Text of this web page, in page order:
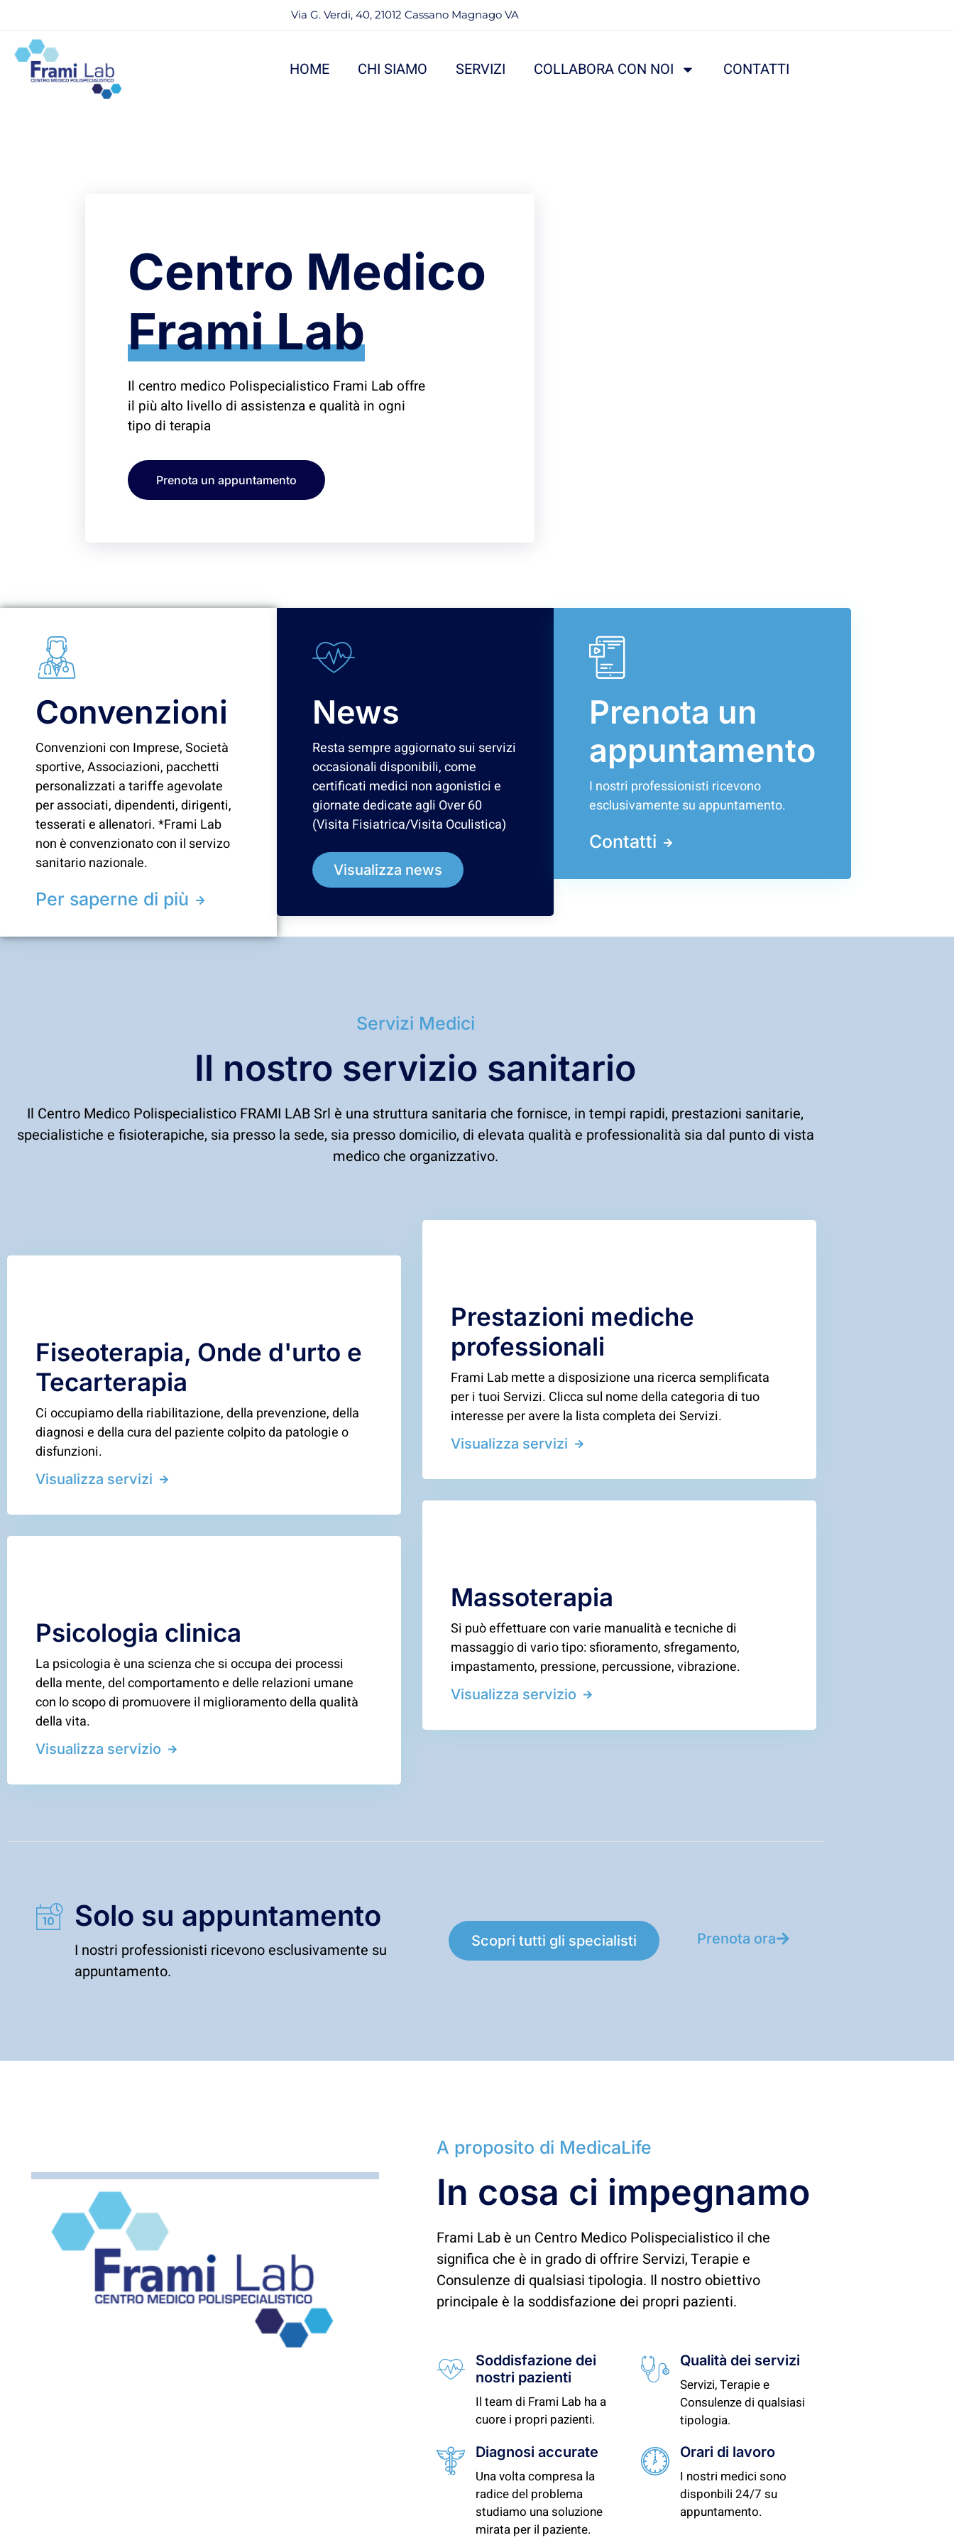
Via G. Verdi, 40, 21012 Cassano Magnago VA
HOME CHI SIAMO SERVIZI COLLABORA CON NOI CONTATTI
Centro Medico
Frami Lab
Il centro medico Polispecialistico Frami Lab offre
il più alto livello di assistenza e qualità in ogni
tipo di terapia
Prenota un appuntamento
Convenzioni
Convenzioni con Imprese, Società
sportive, Associazioni, pacchetti
personalizzati a tariffe agevolate
per associati, dipendenti, dirigenti,
tesserati e allenatori. *Frami Lab
non è convenzionato con il servizo
sanitario nazionale.
Per saperne di più
News
Resta sempre aggiornato sui servizi
occasionali disponibili, come
certificati medici non agonistici e
giornate dedicate agli Over 60
(Visita Fisiatrica/Visita Oculistica)
Visualizza news
Prenota un
appuntamento
I nostri professionisti ricevono
esclusivamente su appuntamento.
Contatti
Servizi Medici
Il nostro servizio sanitario
Il Centro Medico Polispecialistico FRAMI LAB Srl è una struttura sanitaria che fornisce, in tempi rapidi, prestazioni sanitarie,
specialistiche e fisioterapiche, sia presso la sede, sia presso domicilio, di elevata qualità e professionalità sia dal punto di vista
medico che organizzativo.
Fiseoterapia, Onde d'urto e
Tecarterapia
Ci occupiamo della riabilitazione, della prevenzione, della
diagnosi e della cura del paziente colpito da patologie o
disfunzioni.
Visualizza servizi
Prestazioni mediche
professionali
Frami Lab mette a disposizione una ricerca semplificata
per i tuoi Servizi. Clicca sul nome della categoria di tuo
interesse per avere la lista completa dei Servizi.
Visualizza servizi
Psicologia clinica
La psicologia è una scienza che si occupa dei processi
della mente, del comportamento e delle relazioni umane
con lo scopo di promuovere il miglioramento della qualità
della vita.
Visualizza servizio
Massoterapia
Si può effettuare con varie manualità e tecniche di
massaggio di vario tipo: sfioramento, sfregamento,
impastamento, pressione, percussione, vibrazione.
Visualizza servizio
Solo su appuntamento
I nostri professionisti ricevono esclusivamente su
appuntamento.
Scopri tutti gli specialisti Prenota ora
A proposito di MedicaLife
In cosa ci impegnamo
Frami Lab è un Centro Medico Polispecialistico il che
significa che è in grado di offrire Servizi, Terapie e
Consulenze di qualsiasi tipologia. Il nostro obiettivo
principale è la soddisfazione dei propri pazienti.
Soddisfazione dei
nostri pazienti
Il team di Frami Lab ha a
cuore i propri pazienti.
Qualità dei servizi
Servizi, Terapie e
Consulenze di qualsiasi
tipologia.
Diagnosi accurate
Una volta compresa la
radice del problema
studiamo una soluzione
mirata per il paziente.
Orari di lavoro
I nostri medici sono
disponbili 24/7 su
appuntamento.